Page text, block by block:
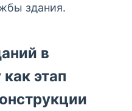
здания.
в
этап